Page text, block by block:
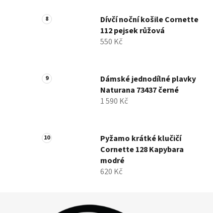
Dívčí noční košile Cornette
112 pejsek růžová
550 Kč
Dámské jednodílné plavky
Naturana 73437 černé
1 590 Kč
Pyžamo krátké klučičí
Cornette 128 Kapybara
modré
620 Kč